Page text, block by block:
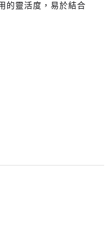
的靈活度，易於結合